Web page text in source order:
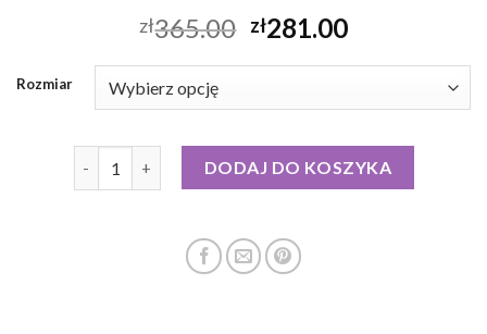
zł365.00 zł281.00
Rozmiar
ilość esprit kurtka puchowa damska
DODAJ DO KOSZYKA